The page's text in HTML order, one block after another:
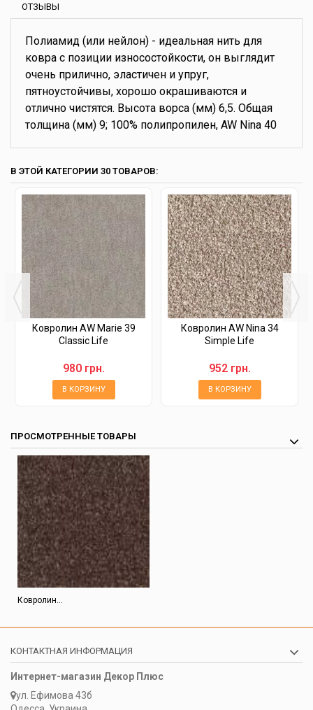
ОТЗЫВЫ
Полиамид (или нейлон) - идеальная нить для
ковра с позиции износостойкости, он выглядит
очень прилично, эластичен и упруг,
пятноустойчивы, хорошо окрашиваются и
отлично чистятся. Высота ворса (мм) 6,5. Общая
толщина (мм) 9; 100% полипропилен, AW Nina 40
В ЭТОЙ КАТЕГОРИИ 30 ТОВАРОВ:
Ковролин AW Marie 39
Classic Life
980 грн.
В КОРЗИНУ
Ковролин AW Nina 34
Simple Life
952 грн.
В КОРЗИНУ
ПРОСМОТРЕННЫЕ ТОВАРЫ
Ковролин...
КОНТАКТНАЯ ИНФОРМАЦИЯ
Интернет-магазин Декор Плюс
ул. Ефимова 43б